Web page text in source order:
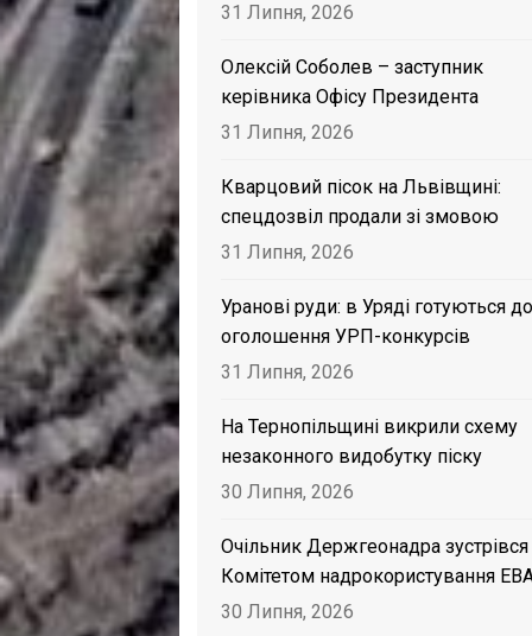
31 Липня, 2026
Олексій Соболев – заступник
керівника Офісу Президента
31 Липня, 2026
Кварцовий пісок на Львівщині:
спецдозвіл продали зі змовою
31 Липня, 2026
Уранові руди: в Уряді готуються до
оголошення УРП-конкурсів
31 Липня, 2026
На Тернопільщині викрили схему
незаконного видобутку піску
30 Липня, 2026
Очільник Держгеонадра зустрівся
Комітетом надрокористування
30 Липня, 2026